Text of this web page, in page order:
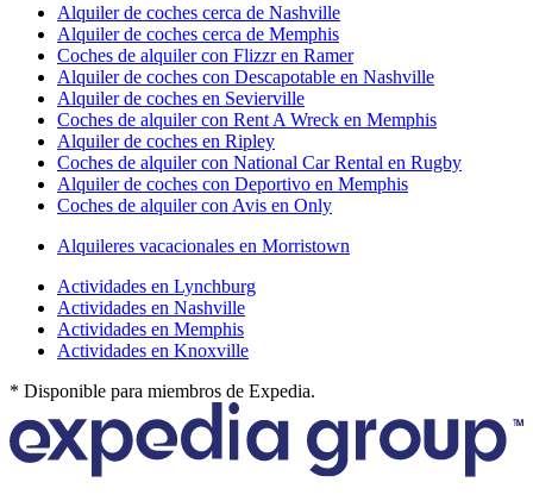
Alquiler de coches cerca de Nashville
Alquiler de coches cerca de Memphis
Coches de alquiler con Flizzr en Ramer
Alquiler de coches con Descapotable en Nashville
Alquiler de coches en Sevierville
Coches de alquiler con Rent A Wreck en Memphis
Alquiler de coches en Ripley
Coches de alquiler con National Car Rental en Rugby
Alquiler de coches con Deportivo en Memphis
Coches de alquiler con Avis en Only
Alquileres vacacionales en Morristown
Actividades en Lynchburg
Actividades en Nashville
Actividades en Memphis
Actividades en Knoxville
* Disponible para miembros de Expedia.